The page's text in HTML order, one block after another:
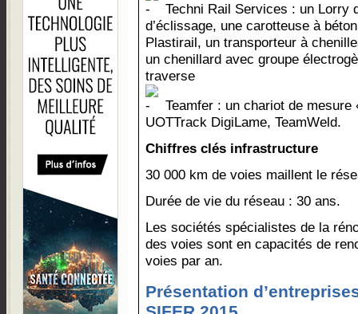
Techni Rail Services : un Lorry
d’éclissage, une carotteuse à
Plastirail, un transporteur à
un chenillard avec groupe
traverse
Teamfer : un chariot de
UOTTrack DigiLame, TeamWeld.
Chiffres clés infrastructure
30 000 km de voies maillent le
Durée de vie du réseau : 30 ans.
Les sociétés spécialistes de la
des voies sont en capacités de
voies par an.
Présentation